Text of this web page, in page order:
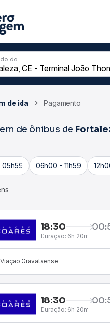
de
de ida Pagamento
de ônibus de
06h00 - 11h59
18:30
Duração: 6h 20m
Viação Gravataense
18:30
Duração: 6h 20m